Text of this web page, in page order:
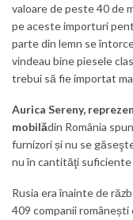
valoare de peste 40 de
pe aceste importuri
parte din lemn se
vindeau bine piesele
trebui să fie importat
Aurica Sereny,
mobilădin România
furnizori și nu se
nu în cantităţi
Rusia era înainte de
409 companii